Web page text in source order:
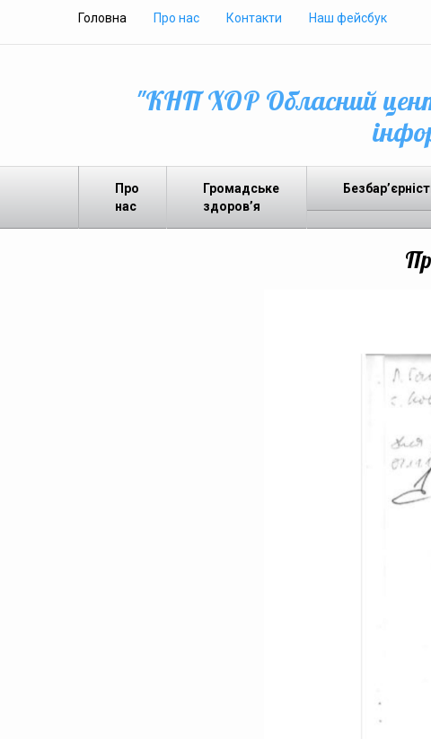
Головна Про нас Контакти Наш фейсбук
"КНП ХОР Обласний
Про
нас
Громадське
здоров’я